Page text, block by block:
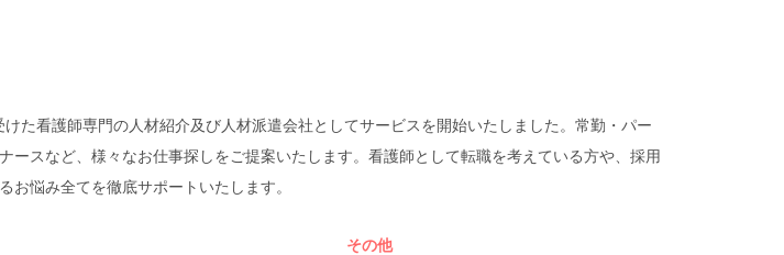
た看護師専門の人材紹介及び人材派遣会社としてサービスを開始いたしました。常勤・パー
スなど、様々なお仕事探しをご提案いたします。看護師として転職を考えている方や、採用
悩み全てを徹底サポートいたします。
その他